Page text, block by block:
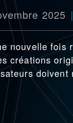
2025
nouvelle fois
créations
doivent